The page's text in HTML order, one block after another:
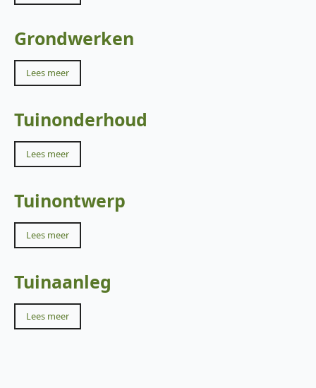
Grondwerken
Lees meer
Tuinonderhoud
Lees meer
Tuinontwerp
Lees meer
Tuinaanleg
Lees meer